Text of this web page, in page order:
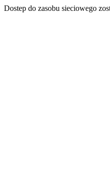
Dostep do zasobu sieciowego